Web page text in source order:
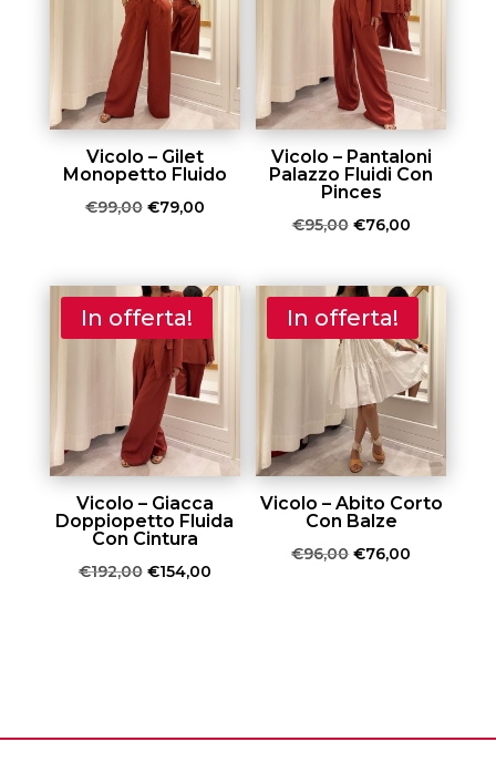
Vicolo – Gilet
Monopetto Fluido
€99,00 Il
era:
€99,00.
€79,00Il
è:
Vicolo – Pantaloni
Palazzo Fluidi Con
Pinces
€95,00 Il
originale
era:
€95,00.
€76,00Il
attuale
€76,00.
In offerta!
Vicolo – Giacca
Doppiopetto Fluida
Con Cintura
€192,00 Il
€154,00Il
In offerta!
Vicolo – Abito Corto
Con Balze
€96,00 Il
€76,00